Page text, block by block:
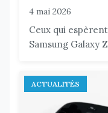
4 mai 2026
Ceux qui
Samsung Galaxy
ACTUALITÉS